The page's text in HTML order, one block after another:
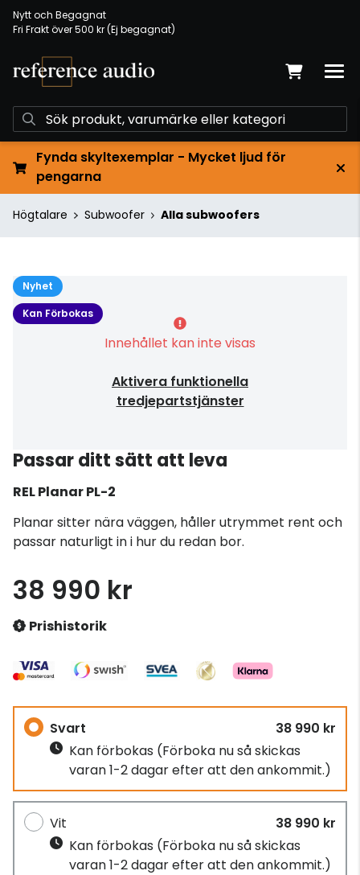
Nytt och Begagnat
Fri Frakt över 500 kr (Ej begagnat)
Fynda skyltexemplar - Mycket ljud för
pengarna
Högtalare Subwoofer Alla subwoofers
Nyhet
Kan Förbokas
Innehållet kan inte visas
Aktivera funktionella
tredjepartstjänster
Passar ditt sätt att leva
RELPlanar PL-2
Planar sitter nära väggen, håller utrymmet rent och
passar naturligt in i hur du redan bor.
38 990 kr
Prishistorik
Svart
38 990 kr
Kan förbokas (Förboka nu så skickas
varan 1-2 dagar efter att den ankommit.)
Vit
38 990 kr
Kan förbokas (Förboka nu så skickas
varan 1-2 dagar efter att den ankommit.)